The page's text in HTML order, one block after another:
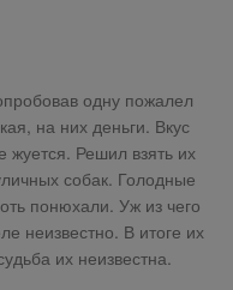
одну пожалел
на них деньги. Вкус
жуется. Решил взять их
собак. Голодные
понюхали. Уж из чего
неизвестно. В итоге их
их неизвестна.